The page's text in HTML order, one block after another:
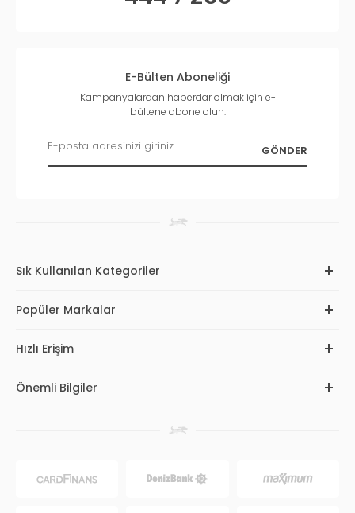
E-Bülten Aboneliği
Kampanyalardan haberdar olmak için e-
bültene abone olun.
Sık Kullanılan Kategoriler
Popüler Markalar
Hızlı Erişim
Önemli Bilgiler